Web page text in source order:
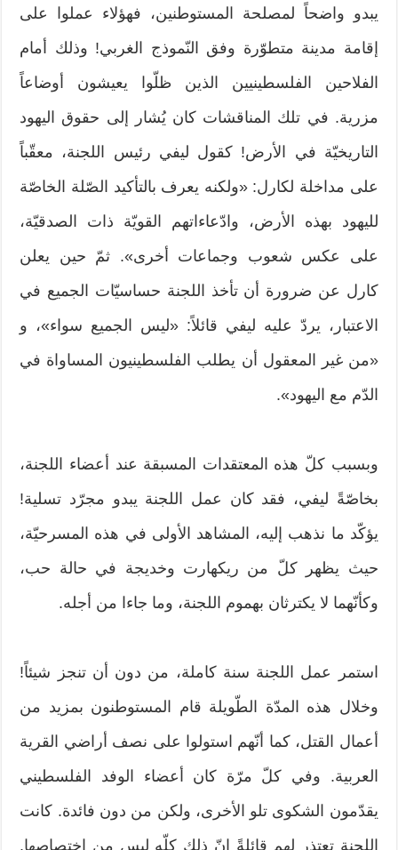
يبدو واضحاً لمصلحة المستوطنين، فهؤلاء عملوا على
إقامة مدينة متطوّرة وفق النّموذج الغربي! وذلك أمام
الفلاحين الفلسطينيين الذين ظلّوا يعيشون أوضاعاً
مزرية. في تلك المناقشات كان يُشار إلى حقوق اليهود
التاريخيّة في الأرض! كقول ليفي رئيس اللجنة، معقّباً
على مداخلة لكارل: «ولكنه يعرف بالتأكيد الصّلة الخاصّة
لليهود بهذه الأرض، وادّعاءاتهم القويّة ذات الصدقيّة،
على عكس شعوب وجماعات أخرى». ثمّ حين يعلن
كارل عن ضرورة أن تأخذ اللجنة حساسيّات الجميع في
الاعتبار، يردّ عليه ليفي قائلاً: «ليس الجميع سواء»، و
«من غير المعقول أن يطلب الفلسطينيون المساواة في
الدّم مع اليهود».
وبسبب كلّ هذه المعتقدات المسبقة عند أعضاء اللجنة،
بخاصّةً ليفي، فقد كان عمل اللجنة يبدو مجرّد تسلية!
يؤكّد ما نذهب إليه، المشاهد الأولى في هذه المسرحيّة،
حيث يظهر كلّ من ريكهارت وخديجة في حالة حب،
وكأنّهما لا يكترثان بهموم اللجنة، وما جاءا من أجله.
استمر عمل اللجنة سنة كاملة، من دون أن تنجز شيئاً!
وخلال هذه المدّة الطّويلة قام المستوطنون بمزيد من
أعمال القتل، كما أنّهم استولوا على نصف أراضي القرية
العربية. وفي كلّ مرّة كان أعضاء الوفد الفلسطيني
يقدّمون الشكوى تلو الأخرى، ولكن من دون فائدة. كانت
اللجنة تعتذر لهم قائلةً إنّ ذلك كلّه ليس من اختصاصها.